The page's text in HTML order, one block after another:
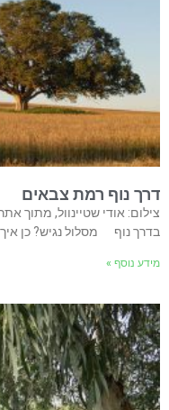
דרך נוף רמת צבאים
צילום: אודי שטיינוול, מתוך
בדרך נוף מסלול נגיש? כן
מידע נוסף »